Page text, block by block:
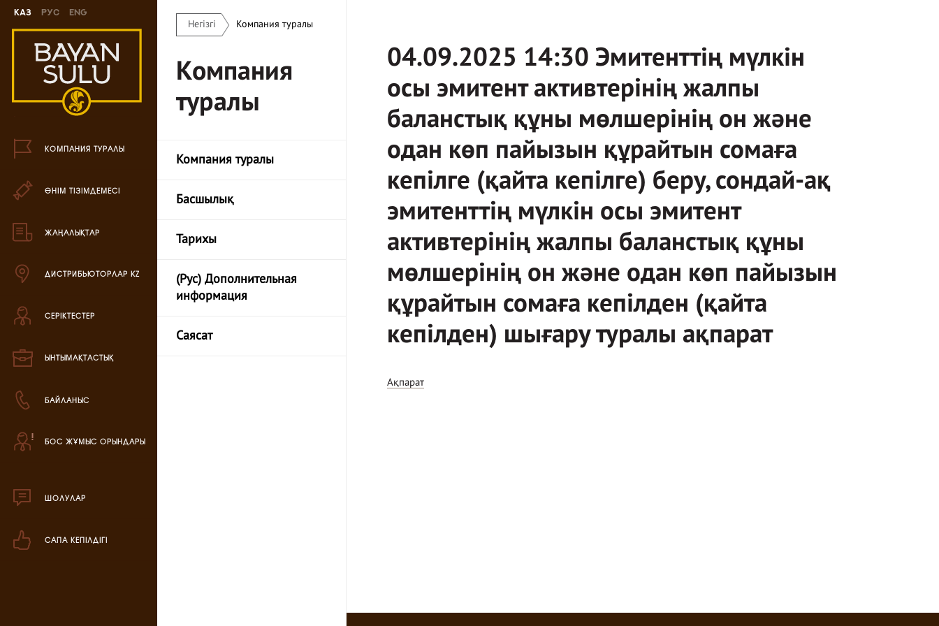
Каз Рус Eng
КОМПАНИЯ ТУРАЛЫ
ӨНІМ ТІЗІМДЕМЕСІ
ЖАҢАЛЫҚТАР
ДИСТРИБЬЮТОРЛАР KZ
СЕРІКТЕСТЕР
ЫНТЫМАҚТАСТЫҚ
БАЙЛАНЫС
БОС ЖҰМЫС ОРЫНДАРЫ
ШОЛУЛАР
САПА КЕПІЛДІГІ
өнімдер
өнімі
өнімі
өнімі
өнімі
өнімі
өнімі
паста
продукции
РК
каталог
Негізгі Компания туралы
Компания
туралы
Компания туралы
Басшылық
Тарихы
(Рус) Дополнительная
информация
Саясат
04.09.2025 14:30 Эмитенттің мүлкін
осы эмитент активтерінің жалпы
баланстық құны мөлшерінің он және
одан көп пайызын құрайтын сомаға
кепілге (қайта кепілге) беру, сондай-ақ
эмитенттің мүлкін осы эмитент
активтерінің жалпы баланстық құны
мөлшерінің он және одан көп пайызын
құрайтын сомаға кепілден (қайта
кепілден) шығару туралы ақпарат
Ақпарат